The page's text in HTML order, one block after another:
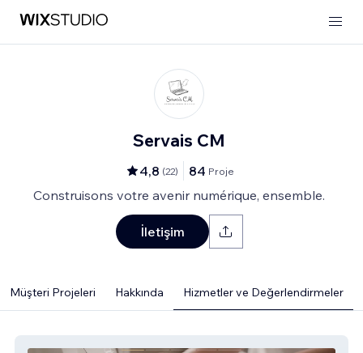
Servais CM
4,8 (22) 84 Proje
Construisons votre avenir numérique, ensemble.
İletişim
Müşteri Projeleri Hakkında Hizmetler ve Değerlendirmeler